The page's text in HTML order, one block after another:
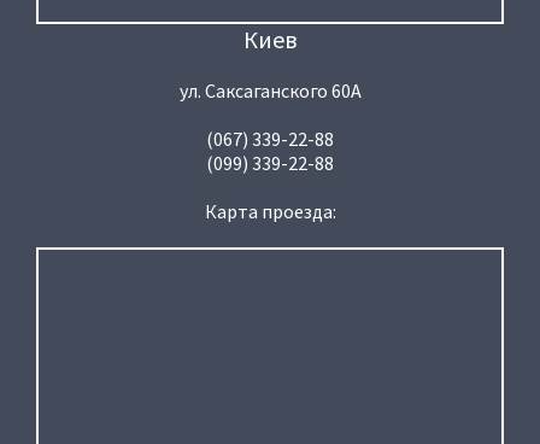
Киев
ул. Саксаганского 60А
(067) 339-22-88
(099) 339-22-88
Карта проезда: